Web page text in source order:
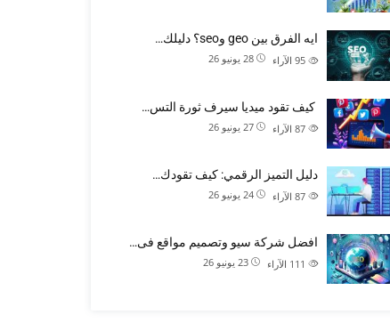
ايه الفرق بين geo وseo؟ دليلك…
28 يونيو 26 الآراء
كيف تقود ميديا سيرف ثورة التس…
27 يونيو 26 الآراء
دليل التميز الرقمي: كيف تقودك…
24 يونيو 26 الآراء
افضل شركة سيو وتصميم مواقع فى…
23 يونيو 26 الآراء